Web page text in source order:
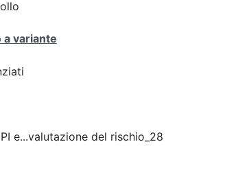
a variante
e...valutazione del rischio_28